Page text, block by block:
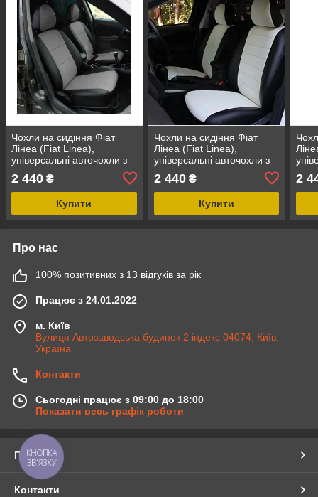
Чохли на сидіння Фіат
Лінеа (Fiat Linea),
універсальні авточохли з
екошкіри в Україні Чорно-
сірий
2 440 ₴
Купити
Чохли на сидіння Фіат
Лінеа (Fiat Linea),
універсальні авточохли з
екошкіри в Україні Чорно-
білий
2 440₴
Купити
2
Про нас
100% позитивних з 13 відгуків за рік
Працює з 24.01.2022
м. Київ
Вулиця Автозаводська будинок 2 індекс 04074, Київ,
Україна
Контакти
Сьогодні працює з 09:00 до 18:00
Показати весь графік роботи
Про нас
Контакти
КНОПКА
ЗВ'ЯЗКУ